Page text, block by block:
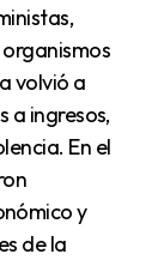
volvió a
a ingresos,
En el
y
de la